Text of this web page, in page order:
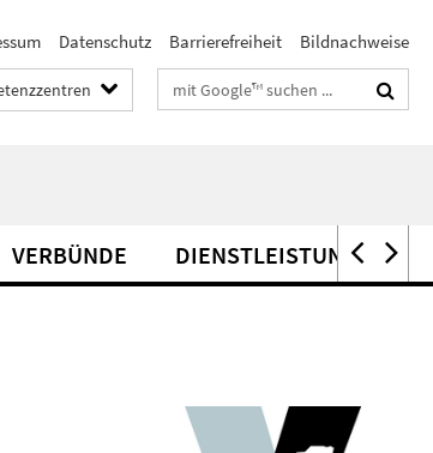
Datenschutz Barrierefreiheit Bildnachweise
Suchbegriffe
VERBÜNDE DIENSTLEISTUNG